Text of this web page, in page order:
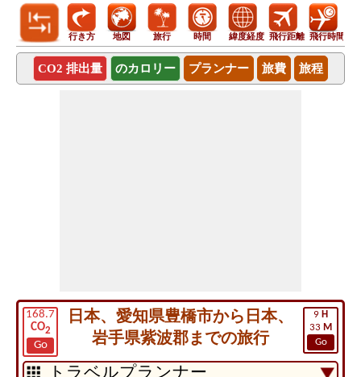
行き方 地図 旅行 時間 緯度経度 飛行距離 飛行時間
CO2 排出量 のカロリー プランナー 旅費 旅程
168.7
CO2
Go
9 H
33 M
Go
日本、愛知県豊橋市から日本、
岩手県紫波郡までの旅行